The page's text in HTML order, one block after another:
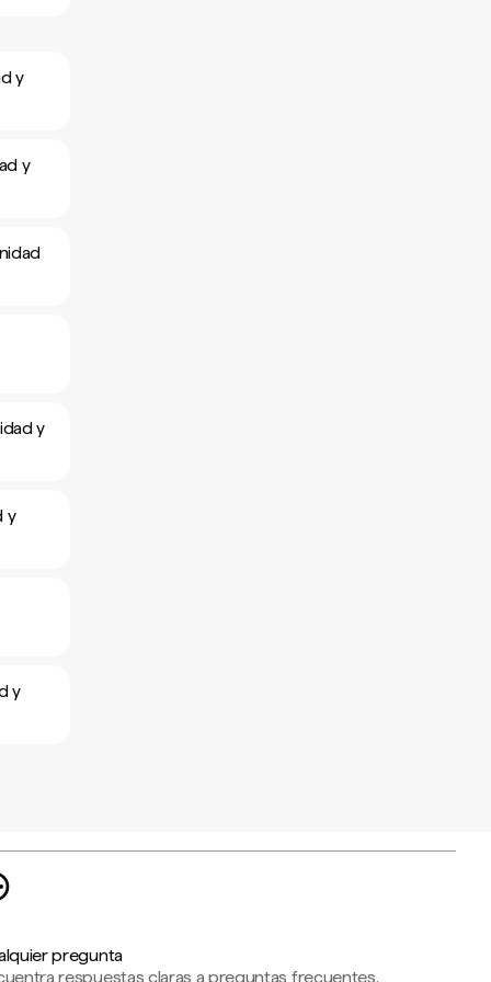
y
y
y
y
y
pregunta
respuestas claras a preguntas frecuentes,